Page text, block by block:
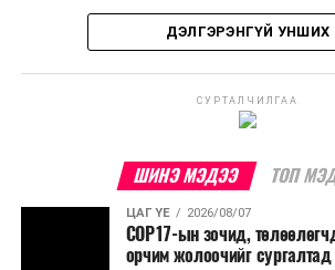
хурлын зардал, Засгийн газрын өр,
хөрөнгийн санхүүжилтийг хэвийн
шийдвэрлэжээ.
Харин дараах зардлыг
шийдвэртэйгээс бусад
тэмдэглэлт өдөр, найр
ДЭЛГЭРЭНГҮЙ УНШИХ
СУРТАЛЧИЛГАА
ШИНЭ МЭДЭЭ ТОП
ЦАГ ҮЕ 2026/08/07
COP17-ын зочид,
орчим жолоочийг сургалтад